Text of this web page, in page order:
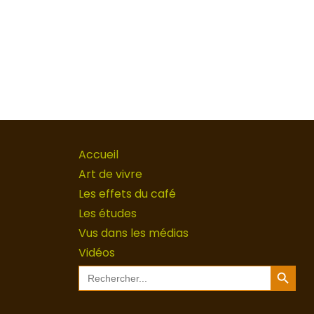
Accueil
Art de vivre
Les effets du café
Les études
Vus dans les médias
Vidéos
Search
for:
Search Button